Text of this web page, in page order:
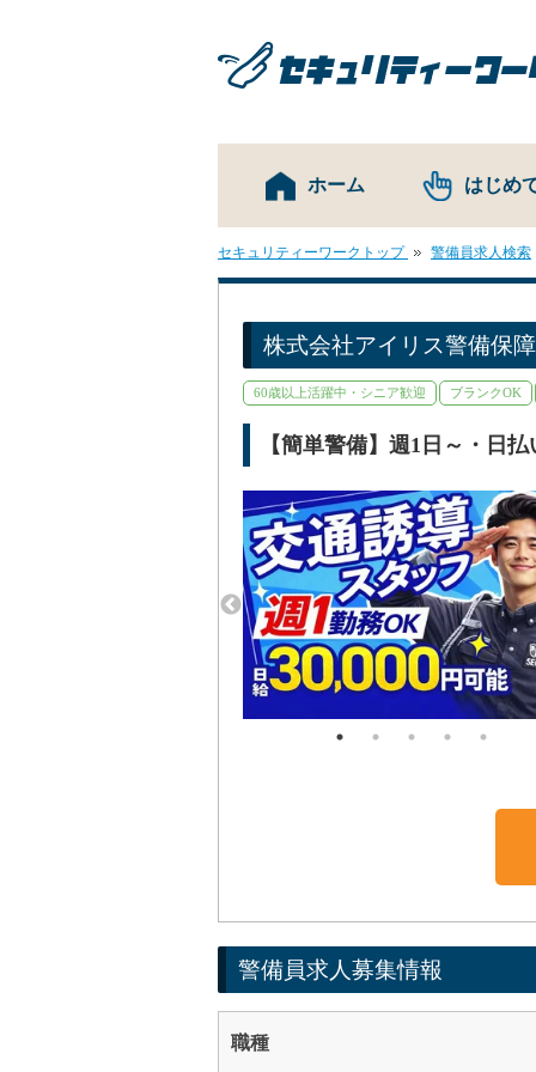
ホーム はじめ
セキュリティーワークトップ 警備員求人検索
株式会社アイリス警備保
60歳以上活躍中・シニア歓迎 ブランクOK
【簡単警備】週1日～・日
警備員求人募集情報
職種